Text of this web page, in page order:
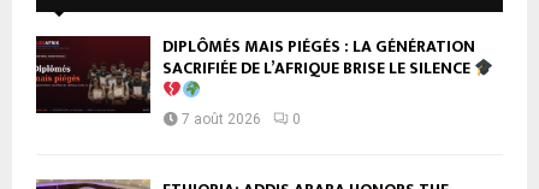
DIPLÔMÉS MAIS PIÉGÉS : LA GÉNÉRATION
SACRIFIÉE DE L’AFRIQUE BRISE LE SILENCE
7 août 2026 0